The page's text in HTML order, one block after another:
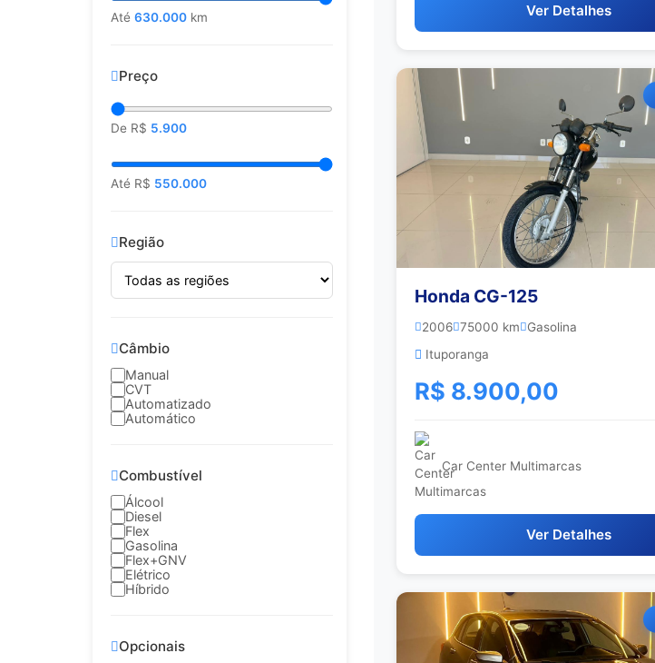
Até 630.000 km
Preço
De R$ 5.900
Até R$ 550.000
Região
Câmbio
Manual
CVT
Automatizado
Automático
Combustível
Álcool
Diesel
Flex
Gasolina
Flex+GNV
Elétrico
Híbrido
Opcionais
Ver Detalhes
Honda CG-125
2006 75000 km
Gasolina
Ituporanga
R$ 8.900,00
Car Center Multimarcas
Ver Detalhes